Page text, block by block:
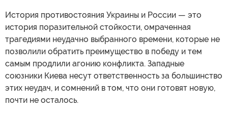
История противостояния Украины и России — это
история поразительной стойкости, омраченная
трагедиями неудачно выбранного времени, которые не
позволили обратить преимущество в победу и тем
самым продлили агонию конфликта. Западные
союзники Киева несут ответственность за большинство
этих неудач, и сомнений в том, что они готовят новую,
почти не осталось.